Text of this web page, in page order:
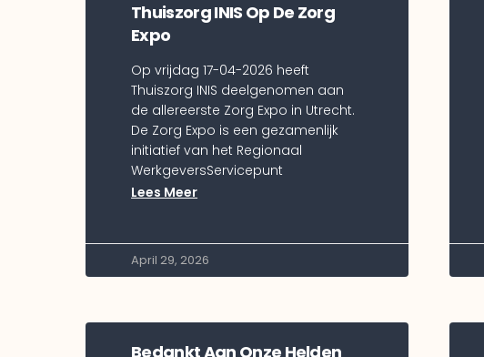
Thuiszorg INIS Op De Zorg
Expo
Op vrijdag 17-04-2026 heeft
Thuiszorg INIS deelgenomen aan
de allereerste Zorg Expo in Utrecht.
De Zorg Expo is een gezamenlijk
initiatief van het Regionaal
WerkgeversServicepunt
Lees Meer
April 29, 2026
Bedankt Aan Onze Helden